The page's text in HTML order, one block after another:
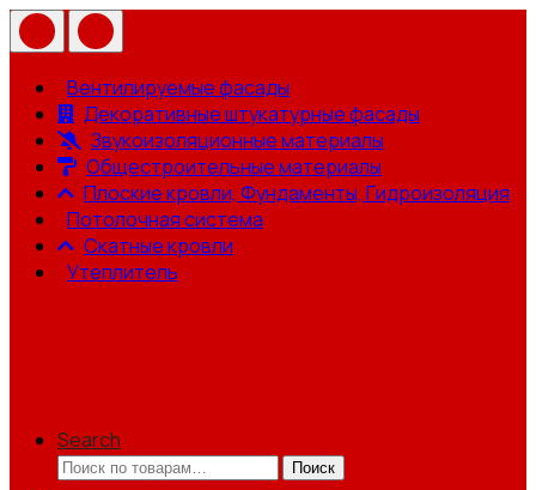
Вентилируемые фасады
Декоративные штукатурные фасады
Звукоизоляционные материалы
Общестроительные материалы
Плоские кровли, Фундаменты, Гидроизоляция
Потолочная система
Скатные кровли
Утеплитель
Search
Искать:
Поиск